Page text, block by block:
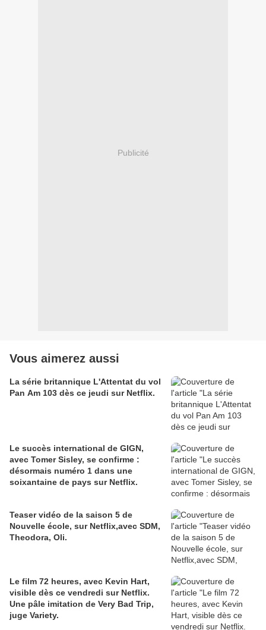
Publicité
Vous aimerez aussi
La série britannique L'Attentat du vol
Pan Am 103 dès ce jeudi sur Netflix.
Le succès international de GIGN,
avec Tomer Sisley, se confirme :
désormais numéro 1 dans une
soixantaine de pays sur Netflix.
Teaser vidéo de la saison 5 de
Nouvelle école, sur Netflix,avec SDM,
Theodora, Oli.
Le film 72 heures, avec Kevin Hart,
visible dès ce vendredi sur Netflix.
Une pâle imitation de Very Bad Trip,
juge Variety.